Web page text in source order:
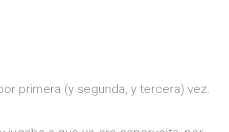
primera (y segunda, y tercera) vez.